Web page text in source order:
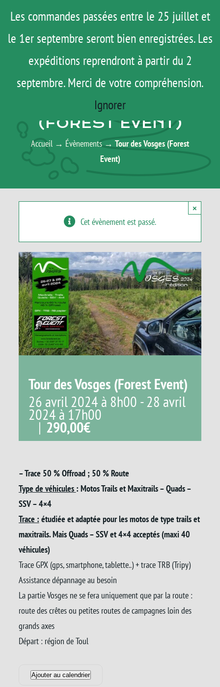
Les commandes passées entre le 25 juillet et
le 1er septembre seront bien enregistrées. Les
expéditions reprendront à partir du 2
septembre. Merci de votre compréhension.
Ignorer
contenu
Menu
ROAD TRIP
ACTUS
TESTS
AGENDA
MATOS
AGENDA
TOUR DES VOSGES
(FOREST EVENT)
Accueil → Évènements → Tour des Vosges (Forest
Event)
Cet évènement est passé.
×
Tour des Vosges (Forest Event)
26 avril 2024 à 8h00 -28 avril
2024 à 17h00
| 290,00€
– Trace 50 % Offroad ; 50 % Route
Type de véhicules : Motos Trails et Maxitrails – Quads –
SSV – 4×4
Trace : étudiée et adaptée pour les motos de type trails et
maxitrails. Mais Quads – SSV et 4×4 acceptés (maxi 40
véhicules)
Trace GPX (gps, smartphone, tablette..) + trace TRB (Tripy)
Assistance dépannage au besoin
La partie Vosges ne se fera uniquement que par la route :
route des crêtes ou petites routes de campagnes loin des
grands axes
Départ : région de Toul
Ajouter au calendrier